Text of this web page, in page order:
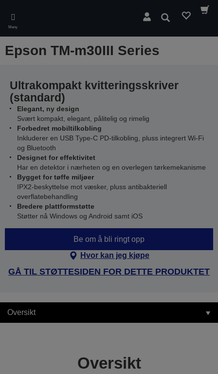
main
content
Meny
Søk
Epson TM-m30III Series
Ultrakompakt kvitteringsskriver
(standard)
Elegant, ny design
Svært kompakt, elegant, pålitelig og rimelig
Forbedret mobiltilkobling
Inkluderer en USB Type-C PD-tilkobling, pluss integrert Wi-Fi
og Bluetooth
Designet for effektivitet
Har en detektor i nærheten og en overlegen tørkemekanisme
Bygget for tøffe miljøer
IPX2-beskyttelse mot væsker, pluss antibakteriell
overflatebehandling
Bredere plattformstøtte
Støtter nå Windows og Android samt iOS
Be om å bli ringt opp
Hvor kan jeg kjøpe
GÅ TIL STØTTESIDEN FOR DETTE PRODUKTET
Oversikt
Oversikt